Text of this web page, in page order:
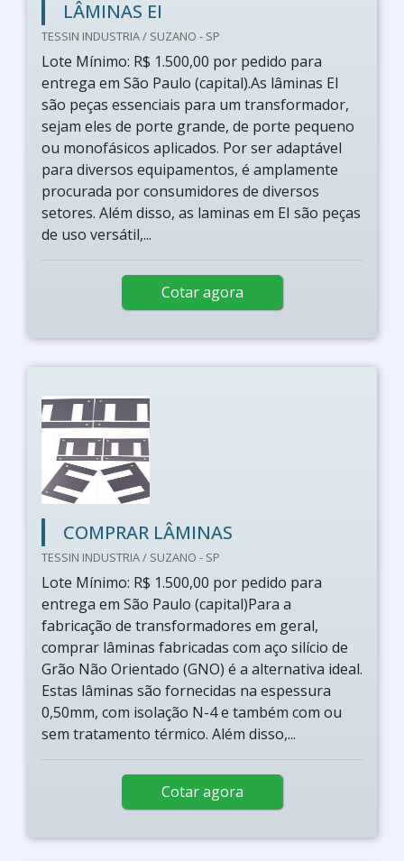
LÂMINAS EI
TESSIN INDUSTRIA / SUZANO - SP
Lote Mínimo: R$ 1.500,00 por pedido para
entrega em São Paulo (capital).As lâminas EI
são peças essenciais para um transformador,
sejam eles de porte grande, de porte pequeno
ou monofásicos aplicados. Por ser adaptável
para diversos equipamentos, é amplamente
procurada por consumidores de diversos
setores. Além disso, as laminas em EI são peças
de uso versátil,...
Cotar agora
COMPRAR LÂMINAS
TESSIN INDUSTRIA / SUZANO - SP
Lote Mínimo: R$ 1.500,00 por pedido para
entrega em São Paulo (capital)Para a
fabricação de transformadores em geral,
comprar lâminas fabricadas com aço silício de
Grão Não Orientado (GNO) é a alternativa ideal.
Estas lâminas são fornecidas na espessura
0,50mm, com isolação N-4 e também com ou
sem tratamento térmico. Além disso,...
Cotar agora